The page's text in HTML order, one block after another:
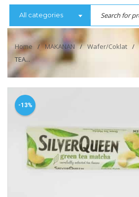
All categories
Home / MAKANAN / Wafer/Coklat /
TEA...
-13%